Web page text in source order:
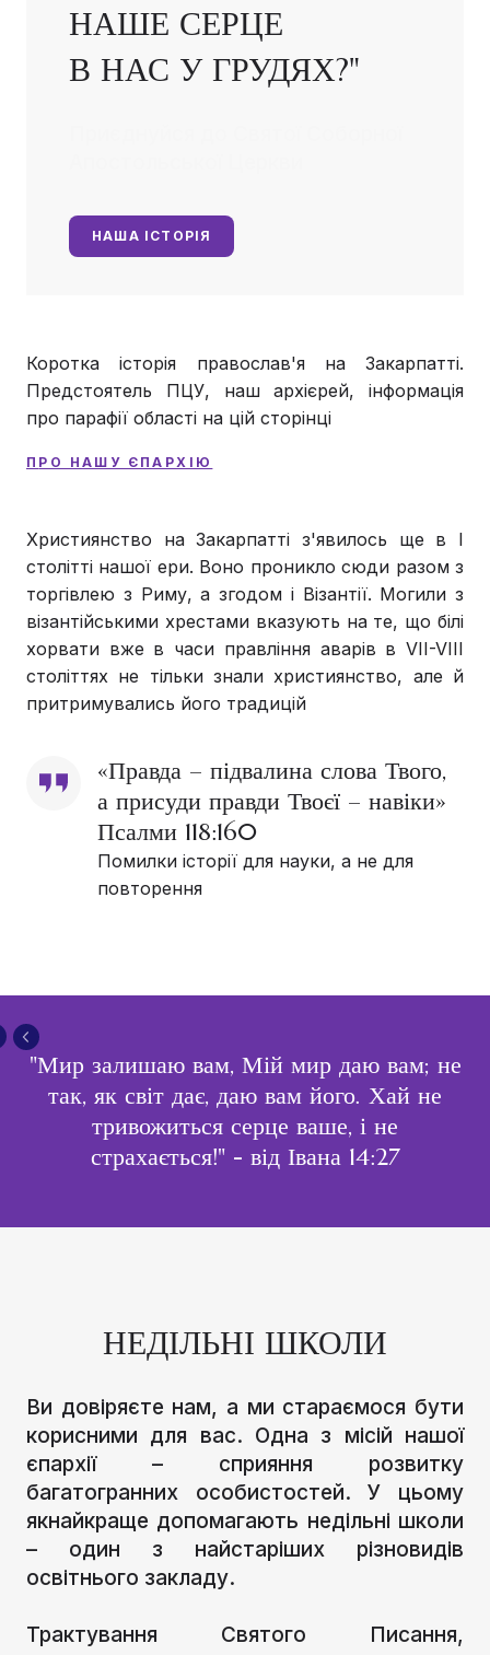
НАШЕ СЕРЦЕ
В НАС У ГРУДЯХ?"
НАША ІСТОРІЯ
Коротка історія православ'я на Закарпатті.
Предстоятель ПЦУ, наш архієрей, інформація
про парафії області на цій сторінці
П РО НАШУ ЄПАРХІЮ
Християнство на Закарпатті з'явилось ще в I
столітті нашої ери. Воно проникло сюди разом з
торгівлею з Риму, а згодом і Візантії. Могили з
візантійськими хрестами вказують на те, що білі
хорвати вже в часи правління аварів в VII-VIII
століттях не тільки знали християнство, але й
притримувались його традицій
«Правда – підвалина слова Твого,
а присуди правди Твоєї – навіки»
Псалми 118:160
Помилки історії для науки, а не для
повторення
"Мир залишаю вам, Мій мир даю вам; не
так, як світ дає, даю вам його. Хай не
тривожиться серце ваше, і не
страхається!" - від Івана 14:27
НЕДІЛЬНІ ШКОЛИ
Ви довіряєте нам, а ми стараємося бути
корисними для вас. Одна з місій нашої
єпархії – сприяння розвитку
багатогранних особистостей. У цьому
якнайкраще допомагають недільні школи
– один з найстаріших різновидів
освітнього закладу.
Трактування Святого Писання,